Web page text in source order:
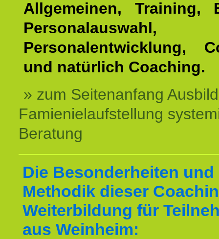
Allgemeinen, Training,
Personalauswahl,
Personalentwicklung,
und natürlich Coaching.
» zum Seitenanfang
Famienielaufstellung
Beratung
Die Besonderheiten und
Methodik dieser
Weiterbildung für
aus Weinheim: